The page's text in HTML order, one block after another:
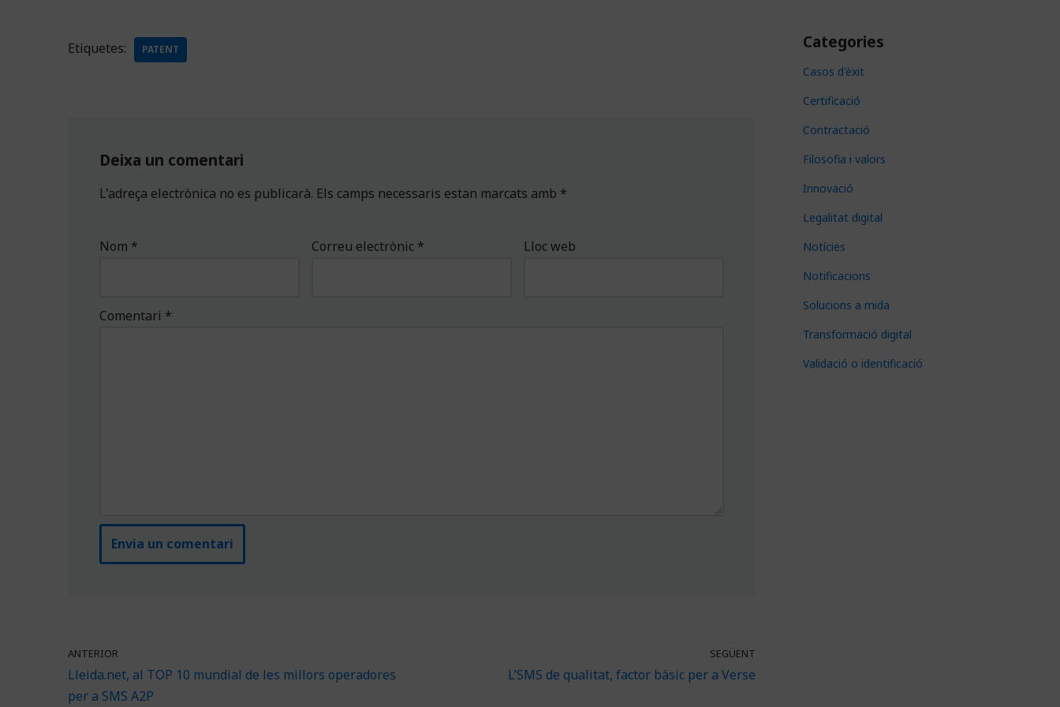
Etiquetes: PATENT
Deixa un comentari
L'adreça electrònica no es publicarà. Els camps necessaris estan marcats amb *
Nom * Correu electrònic * Lloc web
Comentari *
ANTERIOR
Lleida.net, al TOP 10 mundial de les millors operadores
per a SMS A2P
SEGÜENT
L’SMS de qualitat, factor bàsic per a Verse
Categories
Casos d'èxit
Certificació
Contractació
Filosofia i valors
Innovació
Legalitat digital
Notícies
Notificacions
Solucions a mida
Transformació digital
Validació o identificació